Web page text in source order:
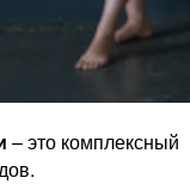
– это комплексный